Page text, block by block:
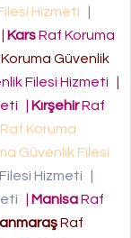
Hizmeti
KarsRaf Koruma
Güvenlik
Filesi Hizmeti
KırşehirRaf
Raf Koruma
Güvenlik Filesi
Hizmeti
ManisaRaf
Raf